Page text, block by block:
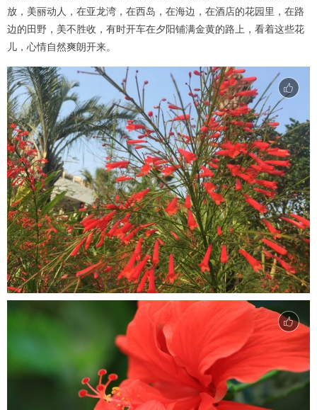
放，美丽动人，在亚龙湾，在西岛，在海边，在酒店的花园里，在路
边的田野，美不胜收，有时开车在夕阳铺满金黄的路上，看着这些花
儿，心情自然爽朗开来。